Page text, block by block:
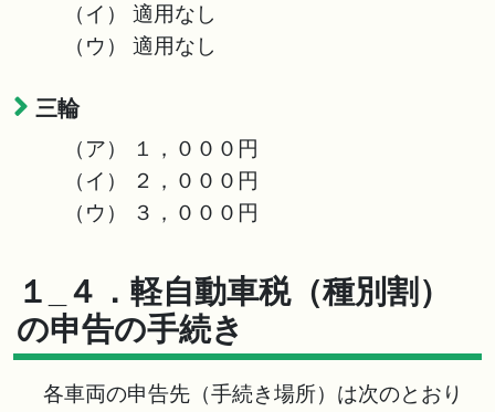
（イ） 適用なし
（ウ） 適用なし
三輪
（ア） １，０００円
（イ） ２，０００円
（ウ） ３，０００円
１_４．軽自動車税（種別割）
の申告の手続き
各車両の申告先（手続き場所）は次のとおり